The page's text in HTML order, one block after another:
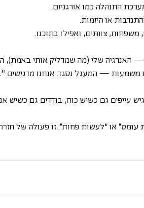
התנהלה כמו אורגניזם.
או היזמות.
צוותים, ואפילו בתוכנו.
האנרגיה שלי (מה שמדליק אותי באמת),
משמעות — המעגל נסגר. אנחנו
עייפים גם כשיש כוח, בודדים גם כשיש
עומס” או “לעשות פחות”. זו פעולה של